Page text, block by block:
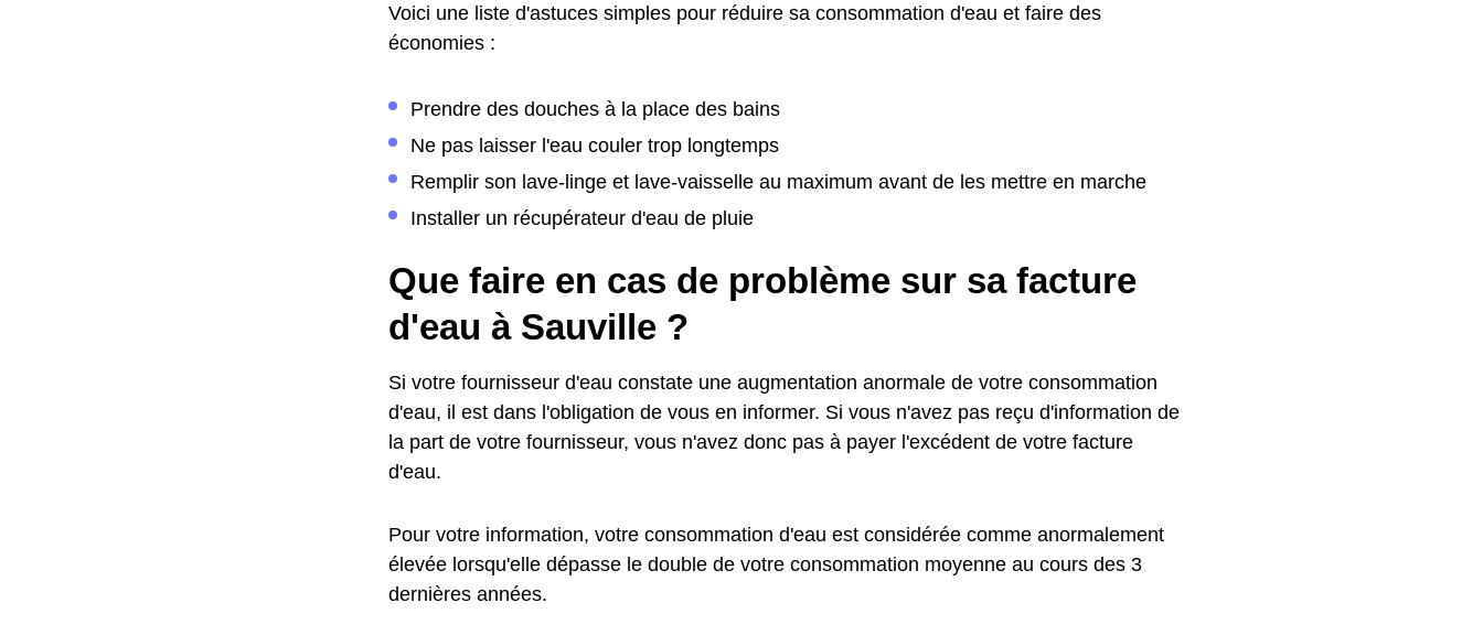
Voici une liste d'astuces simples pour réduire sa consommation d'eau et faire des
économies :
Prendre des douches à la place des bains
Ne pas laisser l'eau couler trop longtemps
Remplir son lave-linge et lave-vaisselle au maximum avant de les mettre en marche
Installer un récupérateur d'eau de pluie
Que faire en cas de problème sur sa facture
d'eau à Sauville ?
Si votre fournisseur d'eau constate une augmentation anormale de votre consommation
d'eau, il est dans l'obligation de vous en informer. Si vous n'avez pas reçu d'information de
la part de votre fournisseur, vous n'avez donc pas à payer l'excédent de votre facture
d'eau.
Pour votre information, votre consommation d'eau est considérée comme anormalement
élevée lorsqu'elle dépasse le double de votre consommation moyenne au cours des 3
dernières années.